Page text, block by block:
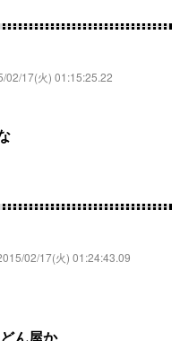
02/17(火) 01:15:25.22
02/17(火) 01:24:43.09